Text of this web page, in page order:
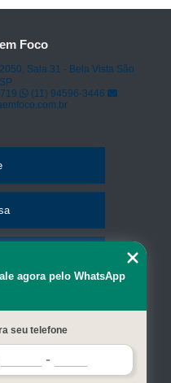
Foco
Sala 31 - Bela Vista São
(11) 94596-3446
agora pelo WhatsApp
seu telefone